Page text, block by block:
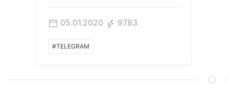
05.01.2020 9783
#TELEGRAM